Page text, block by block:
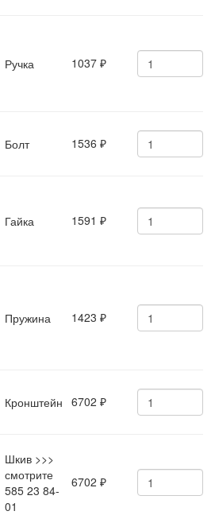
Ручка 1037 ₽
Болт 1536 ₽
Гайка 1591 ₽
Пружина 1423 ₽
Кронштейн 6702 ₽
Шкив >>>
смотрите
585 23 84-
01
6702 ₽